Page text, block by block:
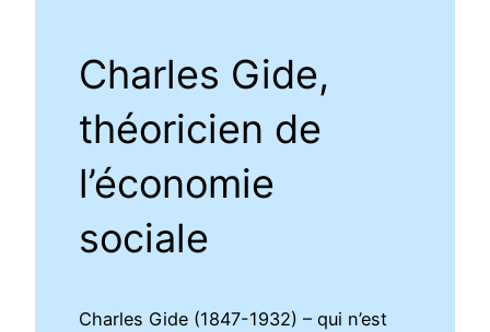
Charles Gide,
théoricien de
l’économie
sociale
Charles Gide (1847-1932) – qui n’est